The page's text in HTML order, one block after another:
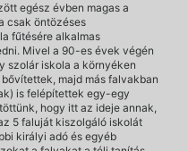
egész évben magas a
csak öntözéses
fűtésére alkalmas
Mivel a 90-es évek végén
szolár iskola a környéken
majd más falvakban
is felépítettek egy-egy
hogy itt az ideje annak,
5 faluját kiszolgáló iskolát
királyi adó és egyéb